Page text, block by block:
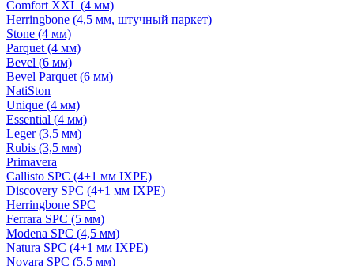
Comfort XXL (4 мм)
Herringbone (4,5 мм, штучный паркет)
Stone (4 мм)
Parquet (4 мм)
Bevel (6 мм)
Bevel Parquet (6 мм)
NatiSton
Unique (4 мм)
Essential (4 мм)
Leger (3,5 мм)
Rubis (3,5 мм)
Primavera
Callisto SPC (4+1 мм IXPE)
Discovery SPC (4+1 мм IXPE)
Herringbone SPC
Ferrara SPC (5 мм)
Modena SPC (4,5 мм)
Natura SPC (4+1 мм IXPE)
Novara SPC (5,5 мм)